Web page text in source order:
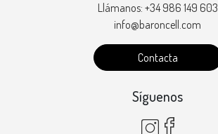
Llámanos: +34 986 149 603
info@baroncell.com
Contacta
Síguenos